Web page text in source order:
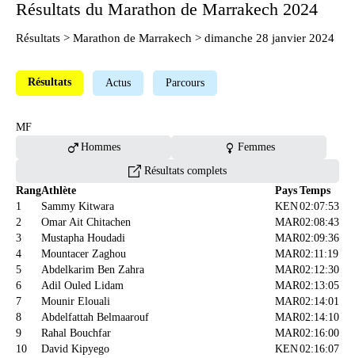
Résultats du Marathon de Marrakech 2024
Résultats > Marathon de Marrakech > dimanche 28 janvier 2024
Résultats Actus Parcours
MF
maleHommes female Femmes
Résultats complets
RangAthlète Pays Temps
1
Sammy Kitwara KEN02:07:53
2
Omar Ait Chitachen MAR02:08:43
3
Mustapha Houdadi MAR02:09:36
4
Mountacer Zaghou MAR02:11:19
5
Abdelkarim Ben Zahra MAR02:12:30
6
Adil Ouled Lidam MAR02:13:05
7
Mounir Elouali MAR02:14:01
8
Abdelfattah Belmaarouf MAR02:14:10
9
Rahal Bouchfar MAR02:16:00
10
David Kipyego KEN02:16:07